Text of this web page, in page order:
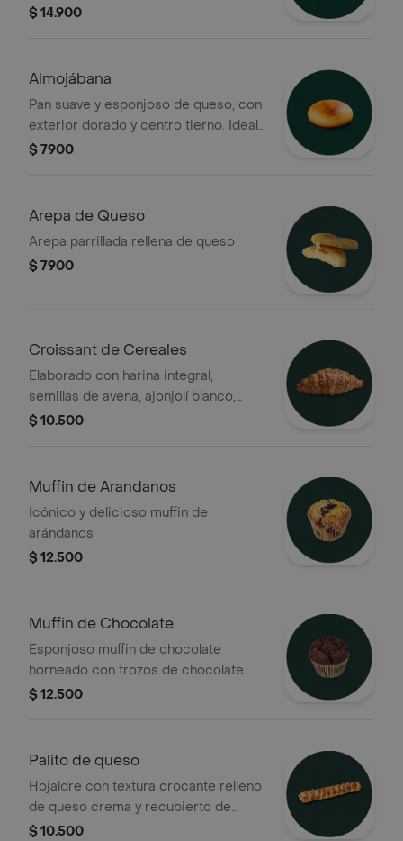
crujiente. Un equilibrio perfecto entre
$ 14.900
Almojábana
Pan suave y esponjoso de queso, con
exterior dorado y centro tierno. Ideal
para acompañar tu café en cualquier
$ 7900
Arepa de Queso
Arepa parrillada rellena de queso
$ 7900
Croissant de Cereales
Elaborado con harina integral,
semillas de avena, ajonjolí blanco,
linaza, quinoa y semillas de chía
$ 10.500
Muffin de Arandanos
Icónico y delicioso muffin de
arándanos
$ 12.500
Muffin de Chocolate
Esponjoso muffin de chocolate
horneado con trozos de chocolate
$ 12.500
Palito de queso
Hojaldre con textura crocante relleno
de queso crema y recubierto de
queso costeño
$ 10.500